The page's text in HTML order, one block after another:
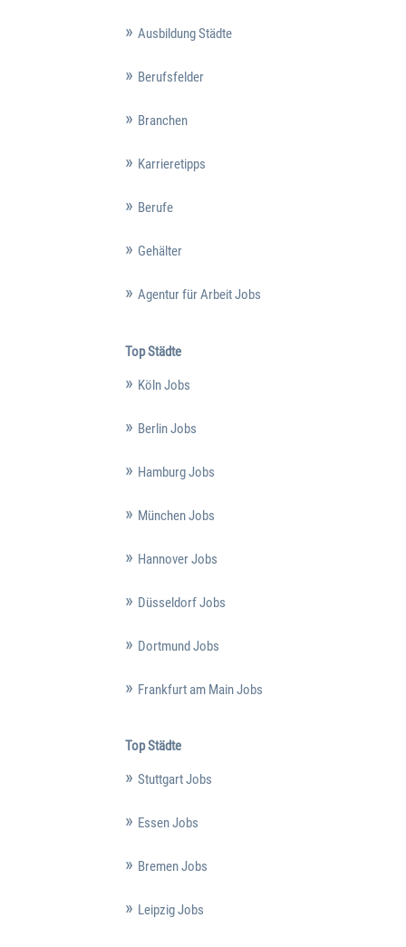
Ausbildung Städte
Berufsfelder
Branchen
Karrieretipps
Berufe
Gehälter
Agentur für Arbeit Jobs
Top Städte
Köln Jobs
Berlin Jobs
Hamburg Jobs
München Jobs
Hannover Jobs
Düsseldorf Jobs
Dortmund Jobs
Frankfurt am Main Jobs
Top Städte
Stuttgart Jobs
Essen Jobs
Bremen Jobs
Leipzig Jobs